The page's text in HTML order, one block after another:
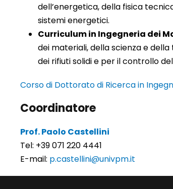
dell’energetica, della fisica
sistemi energetici.
Curriculum in Ingegneria dei
dei materiali, della scienza e
dei rifiuti solidi e per il controllo
Corso di Dottorato di Ricerca in
Coordinatore
Prof. Paolo Castellini
Tel: +39 071 220 4441
E-mail: p.castellini@univpm.it